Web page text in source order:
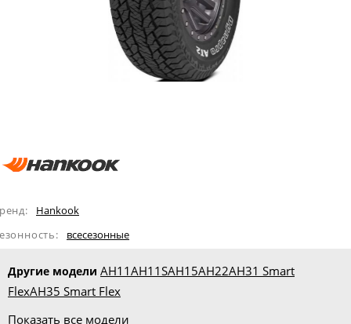
Hankook
всесезонные
Другие модели AH11AH11SAH15AH22AH31 Smart
FlexAH35 Smart Flex
Показать все модели